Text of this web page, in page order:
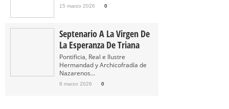
15 marzo 2026 0
Septenario A La Virgen De
La Esperanza De Triana
Pontificia, Real e Ilustre
Hermandad y Archicofradía de
Nazarenos...
8 marzo 2026 0